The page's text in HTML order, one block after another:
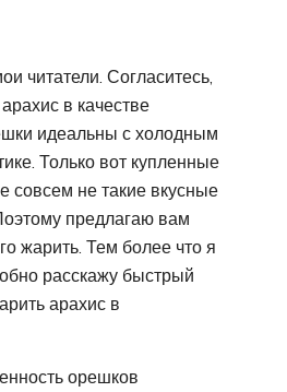
читатели. Согласитесь,
в качестве
идеальны с холодным
Только вот купленные
совсем не такие вкусные
предлагаю вам
жарить. Тем более что я
расскажу быстрый
арахис в
орешков